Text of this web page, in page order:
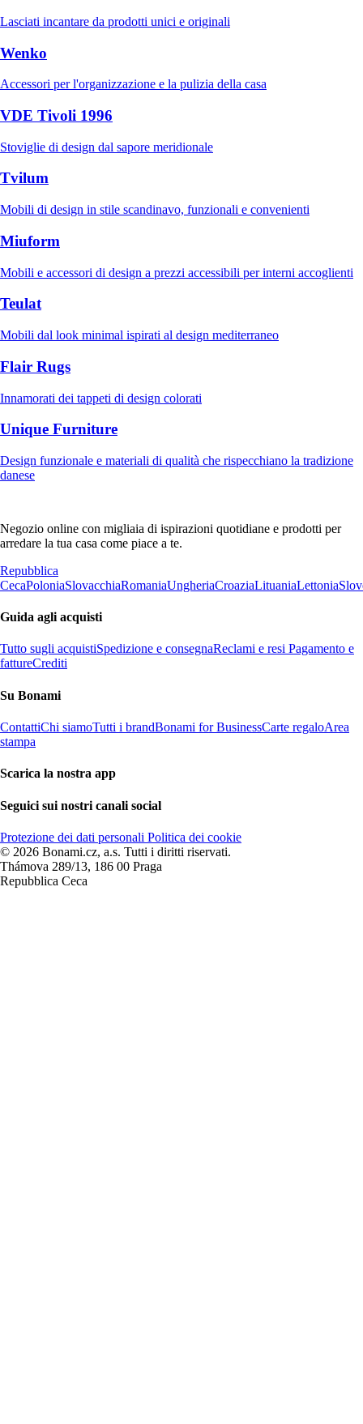
Lasciati incantare da prodotti unici e originali
Wenko
Accessori per l'organizzazione e la pulizia della casa
VDE Tivoli 1996
Stoviglie di design dal sapore meridionale
Tvilum
Mobili di design in stile scandinavo, funzionali e convenienti
Miuform
Mobili e accessori di design a prezzi accessibili per interni accoglienti
Teulat
Mobili dal look minimal ispirati al design mediterraneo
Flair Rugs
Innamorati dei tappeti di design colorati
Unique Furniture
Design funzionale e materiali di qualità che rispecchiano la tradizione
danese
Negozio online con migliaia di ispirazioni quotidiane e prodotti per
arredare la tua casa come piace a te.
Repubblica
CecaPoloniaSlovacchiaRomaniaUngheriaCroaziaLituaniaLettonia
Guida agli acquisti
Tutto sugli acquistiSpedizione e consegnaReclami e resi Pagamento e
fattureCrediti
Su Bonami
ContattiChi siamoTutti i brandBonami for BusinessCarte regaloArea
stampa
Scarica la nostra app
Seguici sui nostri canali social
Protezione dei dati personali Politica dei cookie
© 2026 Bonami.cz, a.s. Tutti i diritti riservati.
Thámova 289/13, 186 00 Praga
Repubblica Ceca